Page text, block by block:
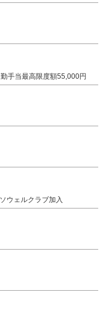
手当最高限度額55,000円
ウェルクラブ加入